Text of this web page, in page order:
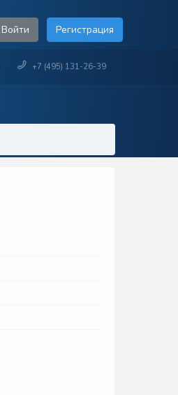
Войти Регистрация
+7 (495) 131-26-39